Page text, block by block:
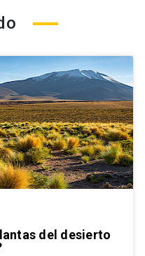
del desierto